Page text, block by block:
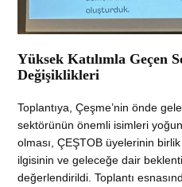
Yüksek Katılımla Geçen
Değişiklikleri
Toplantıya, Çeşme’nin önde
sektörünün önemli isimleri
olması, ÇEŞTOB üyelerinin
ilgisinin ve geleceğe dair
değerlendirildi. Toplantı